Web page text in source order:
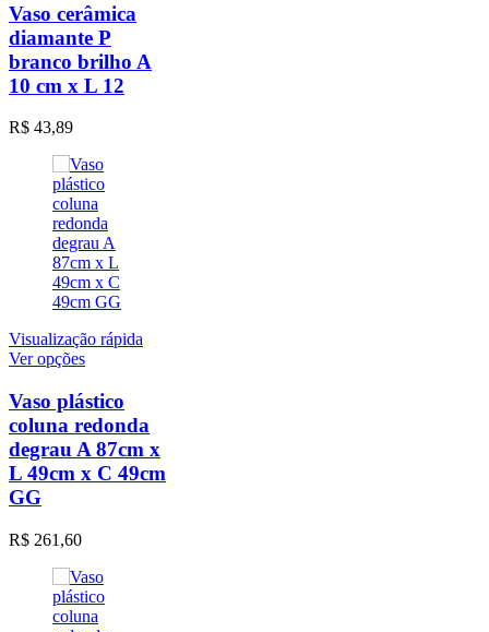
Vaso cerâmica
diamante P
branco brilho A
10 cm x L 12
R$ 43,89
Visualização rápida
Ver opçõesEste
tem
várias
variantes.
As
opções
página
do
produto
Vaso plástico
coluna redonda
degrau A 87cm x
L 49cm x C 49cm
GG
R$ 261,60